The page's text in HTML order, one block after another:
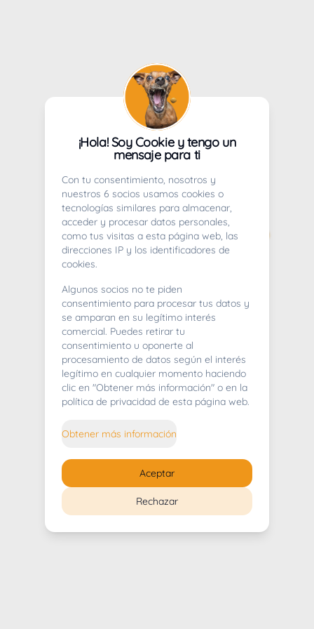
404
Whoops! Lo sentimos mucho.
¡Hola! Soy Cookie y tengo un
mensaje para ti
Con tu consentimiento, nosotros y
nuestros 6 socios usamos cookies o
tecnologías similares para almacenar,
acceder y procesar datos personales,
como tus visitas a esta página web, las
direcciones IP y los identificadores de
cookies.
Algunos socios no te piden
consentimiento para procesar tus datos y
se amparan en su legítimo interés
comercial. Puedes retirar tu
consentimiento u oponerte al
procesamiento de datos según el interés
legítimo en cualquier momento haciendo
clic en "Obtener más información" o en la
política de privacidad de esta página web.
Obtener más información
Rechazar
Aceptar